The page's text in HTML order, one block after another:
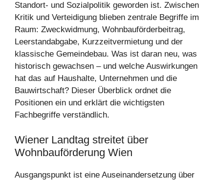
Standort- und Sozialpolitik geworden ist. Zwischen
Kritik und Verteidigung blieben zentrale Begriffe im
Raum: Zweckwidmung, Wohnbauförderbeitrag,
Leerstandabgabe, Kurzzeitvermietung und der
klassische Gemeindebau. Was ist daran neu, was
historisch gewachsen – und welche Auswirkungen
hat das auf Haushalte, Unternehmen und die
Bauwirtschaft? Dieser Überblick ordnet die
Positionen ein und erklärt die wichtigsten
Fachbegriffe verständlich.
Wiener Landtag streitet über
Wohnbauförderung Wien
Ausgangspunkt ist eine Auseinandersetzung über